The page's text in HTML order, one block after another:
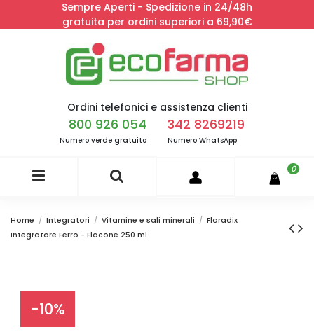
Sempre Aperti - Spedizione in 24/48h
gratuita per ordini superiori a 69,90€
Ordini telefonici e assistenza clienti
800 926 054
Numero verde gratuito
342 8269219
Numero WhatsApp
0
Home Integratori Vitamine e sali minerali
Floradix
Integratore Ferro - Flacone 250 ml
-10%